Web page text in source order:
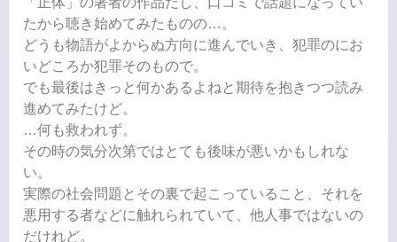
たから聴き始めてみたものの…。
どうも物語がよからぬ方向に進んでいき、犯罪のにお
いどころか犯罪そのもので。
でも最後はきっと何かあるよねと期待を抱きつつ読み
進めてみたけど。
…何も救われず。
その時の気分次第ではとても後味が悪いかもしれな
い。
実際の社会問題とその裏で起こっていること、それを
悪用する者などに触れられていて、他人事ではないの
だけれど。